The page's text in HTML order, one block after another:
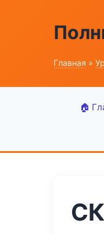
Главная »
🏠